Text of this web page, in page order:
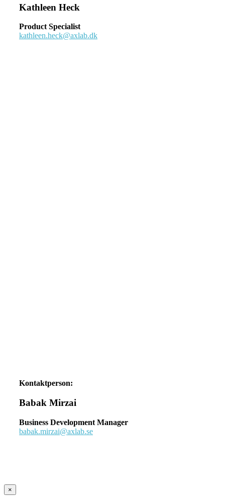
Kathleen Heck
Product Specialist
kathleen.heck@axlab.dk
Kontaktperson:
Babak Mirzai
Business Development Manager
babak.mirzai@axlab.se
×